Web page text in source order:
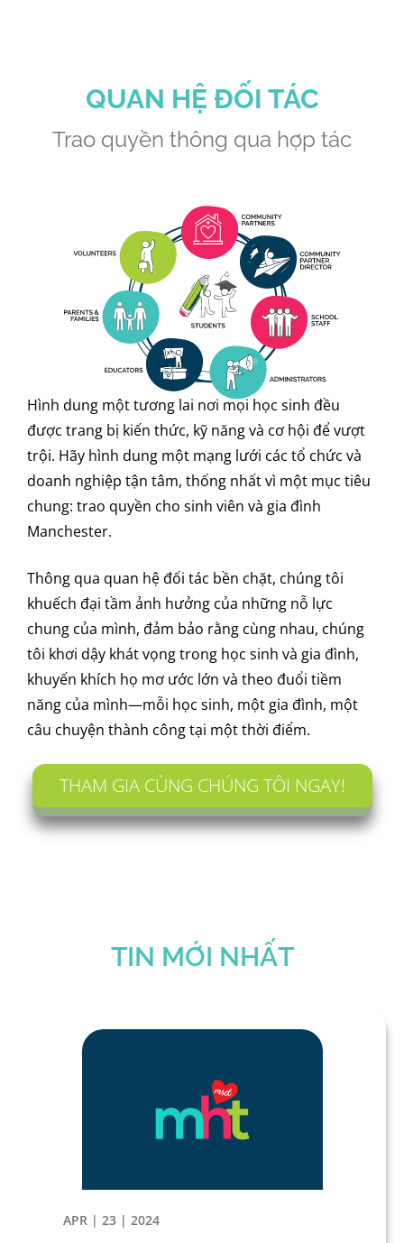
QUAN HỆ ĐỐI TÁC
Trao quyền thông qua hợp tác
Hình dung một tương lai nơi mọi học sinh đều
được trang bị kiến ​​thức, kỹ năng và cơ hội để vượt
trội. Hãy hình dung một mạng lưới các tổ chức và
doanh nghiệp tận tâm, thống nhất vì một mục tiêu
chung: trao quyền cho sinh viên và gia đình
Manchester.
Thông qua quan hệ đối tác bền chặt, chúng tôi
khuếch đại tầm ảnh hưởng của những nỗ lực
chung của mình, đảm bảo rằng cùng nhau, chúng
tôi khơi dậy khát vọng trong học sinh và gia đình,
khuyến khích họ mơ ước lớn và theo đuổi tiềm
năng của mình—mỗi học sinh, một gia đình, một
câu chuyện thành công tại một thời điểm.
THAM GIA CÙNG CHÚNG TÔI NGAY!
TIN MỚI NHẤT
APR | 23 | 2024